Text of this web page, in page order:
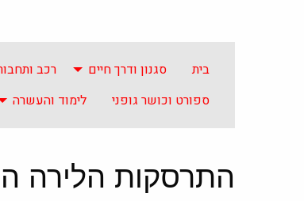
בית סגנון ודרך חיים רכב
ספורט וכושר גופני
לימוד והעשרה
התרסקות הלירה